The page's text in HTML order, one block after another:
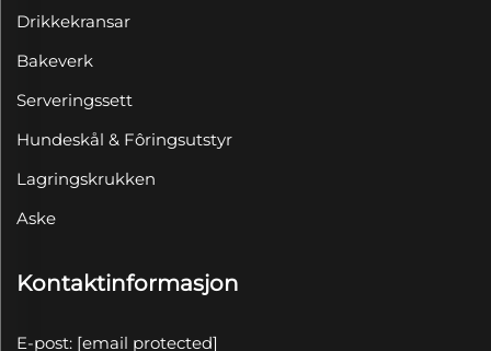
Drikkekransar
Bakeverk
Serveringssett
Hundeskål & Fôringsutstyr
Lagringskrukken
Aske
Kontaktinformasjon
E-post: [email protected]